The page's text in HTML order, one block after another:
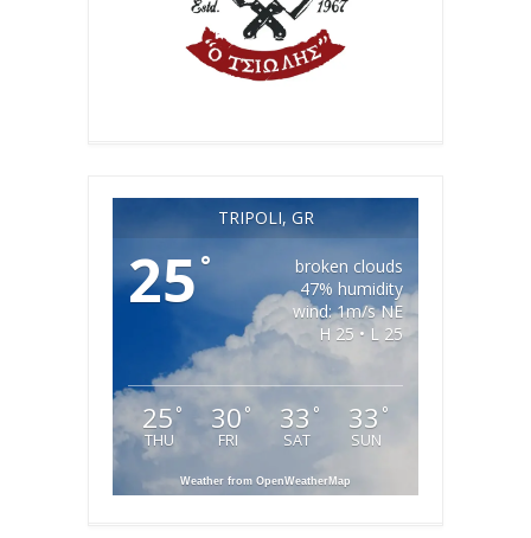
TRIPOLI, GR
25°
broken clouds
47% humidity
wind: 1m/s NE
H 25 • L 25
25 °
THU
30 °
FRI
33 °
SAT
33 °
SUN
Weather from OpenWeatherMap